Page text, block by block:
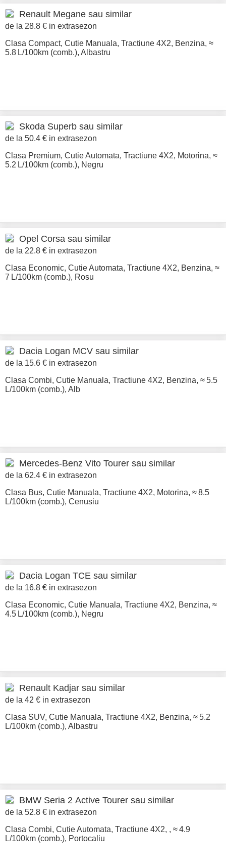
Renault Megane sau similar
de la 28.8 € in extrasezon
Clasa Compact, Cutie Manuala, Tractiune 4X2, Benzina, ≈
5.8 L/100km (comb.), Albastru
Skoda Superb sau similar
de la 50.4 € in extrasezon
Clasa Premium, Cutie Automata, Tractiune 4X2, Motorina, ≈
5.2 L/100km (comb.), Negru
Opel Corsa sau similar
de la 22.8 € in extrasezon
Clasa Economic, Cutie Automata, Tractiune 4X2, Benzina, ≈
7 L/100km (comb.), Rosu
Dacia Logan MCV sau similar
de la 15.6 € in extrasezon
Clasa Combi, Cutie Manuala, Tractiune 4X2, Benzina, ≈ 5.5
L/100km (comb.), Alb
Mercedes-Benz Vito Tourer sau similar
de la 62.4 € in extrasezon
Clasa Bus, Cutie Manuala, Tractiune 4X2, Motorina, ≈ 8.5
L/100km (comb.), Cenusiu
Dacia Logan TCE sau similar
de la 16.8 € in extrasezon
Clasa Economic, Cutie Manuala, Tractiune 4X2, Benzina, ≈
4.5 L/100km (comb.), Negru
Renault Kadjar sau similar
de la 42 € in extrasezon
Clasa SUV, Cutie Manuala, Tractiune 4X2, Benzina, ≈ 5.2
L/100km (comb.), Albastru
BMW Seria 2 Active Tourer sau similar
de la 52.8 € in extrasezon
Clasa Combi, Cutie Automata, Tractiune 4X2, , ≈ 4.9
L/100km (comb.), Portocaliu